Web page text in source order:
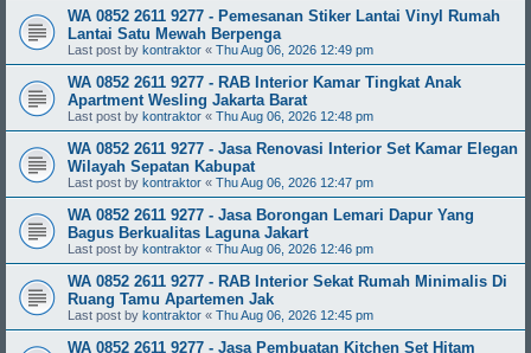
WA 0852 2611 9277 - Pemesanan Stiker Lantai Vinyl Rumah
Lantai Satu Mewah Berpenga
Last post by kontraktor « Thu Aug 06, 2026 12:49 pm
WA 0852 2611 9277 - RAB Interior Kamar Tingkat Anak
Apartment Wesling Jakarta Barat
Last post by kontraktor « Thu Aug 06, 2026 12:48 pm
WA 0852 2611 9277 - Jasa Renovasi Interior Set Kamar Elegan
Wilayah Sepatan Kabupat
Last post by kontraktor « Thu Aug 06, 2026 12:47 pm
WA 0852 2611 9277 - Jasa Borongan Lemari Dapur Yang
Bagus Berkualitas Laguna Jakart
Last post by kontraktor « Thu Aug 06, 2026 12:46 pm
WA 0852 2611 9277 - RAB Interior Sekat Rumah Minimalis Di
Ruang Tamu Apartemen Jak
Last post by kontraktor « Thu Aug 06, 2026 12:45 pm
WA 0852 2611 9277 - Jasa Pembuatan Kitchen Set Hitam